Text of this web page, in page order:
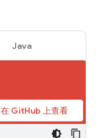
Java
在 GitHub 上查看